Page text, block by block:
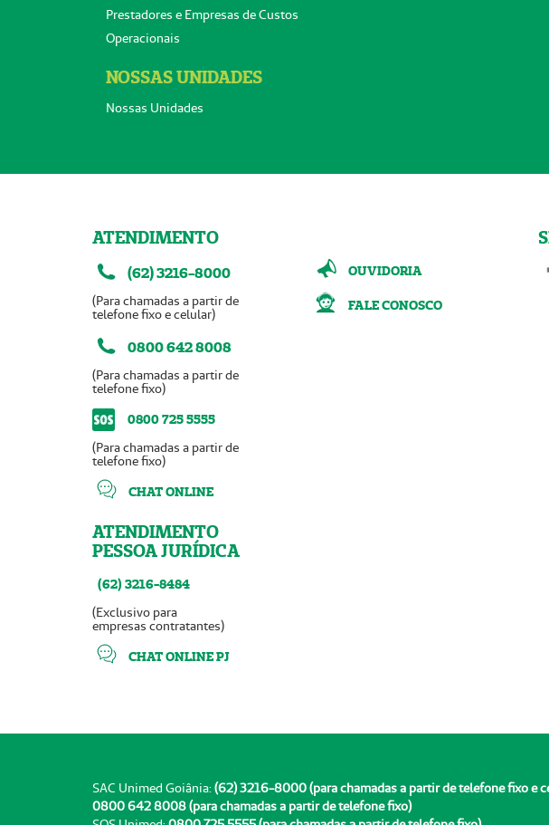
Prestadores e Empresas de Custos
Operacionais
NOSSAS UNIDADES
Nossas Unidades
ATENDIMENTO
(62) 3216-8000
(Para chamadas a partir de
telefone fixo e celular)
0800 642 8008
(Para chamadas a partir de
telefone fixo)
0800 725 5555
(Para chamadas a partir de
telefone fixo)
CHAT ONLINE
ATENDIMENTO
PESSOA JURÍDICA
(62) 3216-8484
(Exclusivo para
empresas contratantes)
CHAT ONLINE PJ
OUVIDORIA
FALE CONOSCO
SAC Unimed Goiânia: (62) 3216-8000 (para chamadas a partir de telefone fixo e
0800 642 8008 (para chamadas a partir de telefone fixo)